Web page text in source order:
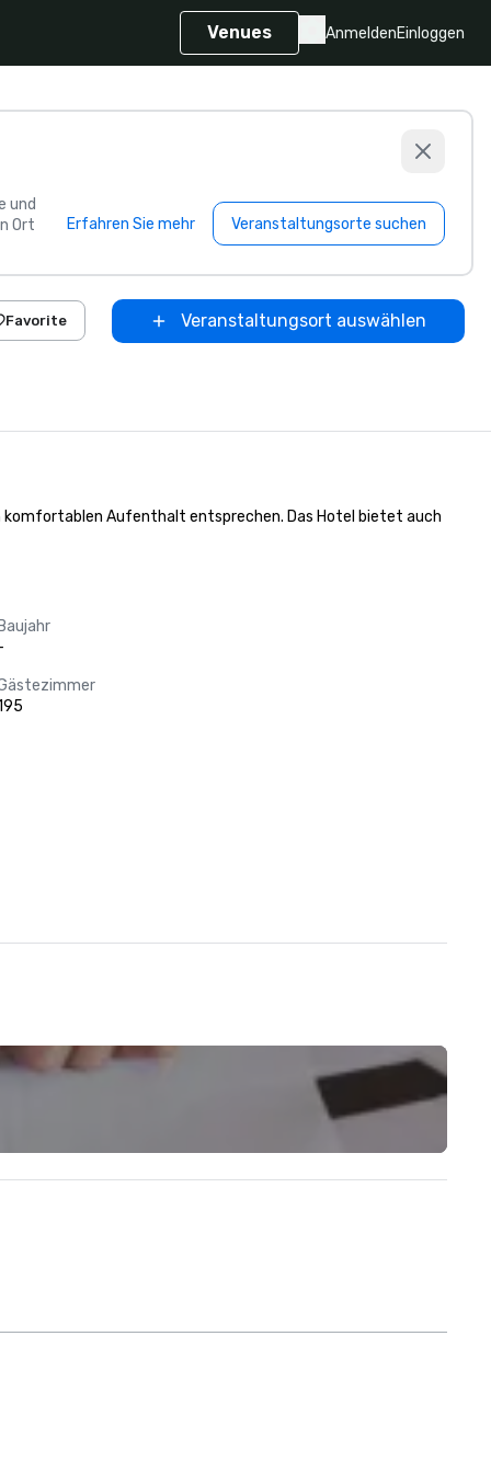
Venues AnmeldenEinloggen
und
Ort
Erfahren Sie mehr Veranstaltungsorte suchen
Favorite Veranstaltungsort auswählen
komfortablen Aufenthalt entsprechen. Das Hotel bietet auch